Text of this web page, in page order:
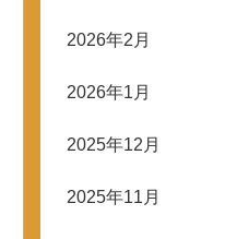
2026年2月
2026年1月
2025年12月
2025年11月